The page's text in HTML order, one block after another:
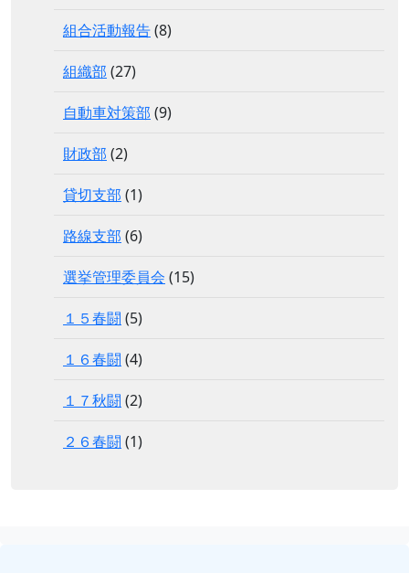
組合活動報告(8)
組織部 (27)
自動車対策部 (9)
財政部 (2)
貸切支部 (1)
路線支部 (6)
選挙管理委員会 (15)
１５春闘 (5)
１６春闘 (4)
１７秋闘 (2)
２６春闘 (1)